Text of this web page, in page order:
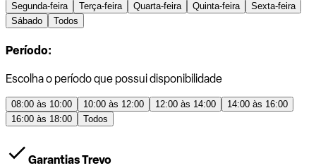
Segunda-feira Terça-feira Quarta-feira Quinta-feira
Sexta-feira
Sábado
Todos
Período:
Escolha o período que possui disponibilidade
08:00 às 10:00 10:00 às 12:00 12:00 às 14:00
14:00 às 16:00
16:00 às 18:00
Todos
Garantias Trevo